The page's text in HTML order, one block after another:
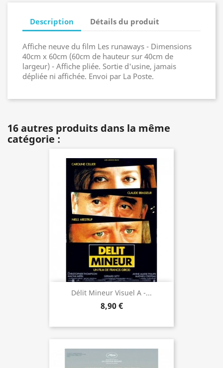
Description Détails du produit
Affiche neuve du film Les runaways - Dimensions
40cm x 60cm (60cm de hauteur sur 40cm de
largeur) - Affiche pliée. Sortie d'usine, jamais
dépliée ni affichée. Envoi par La Poste.
16 autres produits dans la même
catégorie :
Délit Mineur Visuel A -...
8,90 €